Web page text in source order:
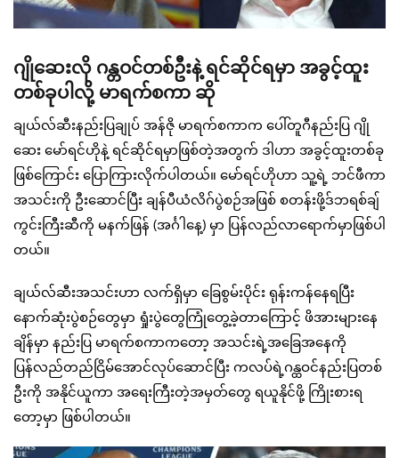
ဂျိုဆေးလို ဂန္တဝင်တစ်ဦးနဲ့ ရင်ဆိုင်ရမှာ အခွင့်ထူး
တစ်ခုပါလို့ မာရက်စကာ ဆို
ချယ်လ်ဆီးနည်းပြချုပ် အန်ဇို မာရက်စကာက ပေါ်တူဂီနည်းပြ ဂျို
ဆေး မော်ရင်ဟိုနဲ့ ရင်ဆိုင်ရမှာဖြစ်တဲ့အတွက် ဒါဟာ အခွင့်ထူးတစ်ခု
ဖြစ်ကြောင်း ပြောကြားလိုက်ပါတယ်။ မော်ရင်ဟိုဟာ သူ့ရဲ့ ဘင်ဖီကာ
အသင်းကို ဦးဆောင်ပြီး ချန်ပီယံလိဂ်ပွဲစဉ်အဖြစ် စတန်းဖို့ဒ်ဘရစ်ချ်
ကွင်းကြီးဆီကို မနက်ဖြန် (အင်္ဂါနေ့) မှာ ပြန်လည်လာရောက်မှာဖြစ်ပါ
တယ်။
ချယ်လ်ဆီးအသင်းဟာ လက်ရှိမှာ ခြေစွမ်းပိုင်း ရုန်းကန်နေရပြီး
နောက်ဆုံးပွဲစဉ်တွေမှာ ရှုံးပွဲတွေကြုံတွေ့ခဲ့တာကြောင့် ဖိအားများနေ
ချိန်မှာ နည်းပြ မာရက်စကာကတော့ အသင်းရဲ့အခြေအနေကို
ပြန်လည်တည်ငြိမ်အောင်လုပ်ဆောင်ပြီး ကလပ်ရဲ့ဂန္ထဝင်နည်းပြတစ်
ဦးကို အနိုင်ယူကာ အရေးကြီးတဲ့အမှတ်တွေ ရယူနိုင်ဖို့ ကြိုးစားရ
တော့မှာ ဖြစ်ပါတယ်။